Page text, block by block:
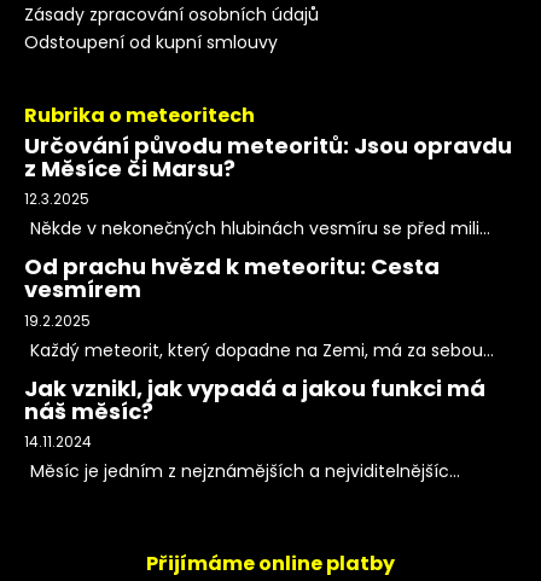
Zásady zpracování osobních údajů
Odstoupení od kupní smlouvy
Rubrika o meteoritech
Určování původu meteoritů: Jsou opravdu
z Měsíce či Marsu?
12.3.2025
Někde v nekonečných hlubinách vesmíru se před mili...
Od prachu hvězd k meteoritu: Cesta
vesmírem
19.2.2025
Každý meteorit, který dopadne na Zemi, má za sebou...
Jak vznikl, jak vypadá a jakou funkci má
náš měsíc?
14.11.2024
Měsíc je jedním z nejznámějších a nejviditelnějšíc...
Přijímáme online platby